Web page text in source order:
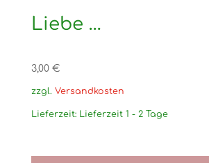
Liebe …
3,00 €
zzgl. Versandkosten
Lieferzeit: Lieferzeit 1 - 2 Tage